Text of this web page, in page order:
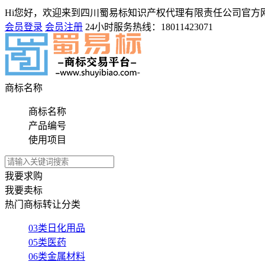
Hi您好，欢迎来到四川蜀易标知识产权代理有限责任公司官方
会员登录 会员注册 24小时服务热线： 18011423071
商标名称
商标名称
产品编号
使用项目
我要求购
我要卖标
热门商标转让分类
03类日化用品
05类医药
06类金属材料